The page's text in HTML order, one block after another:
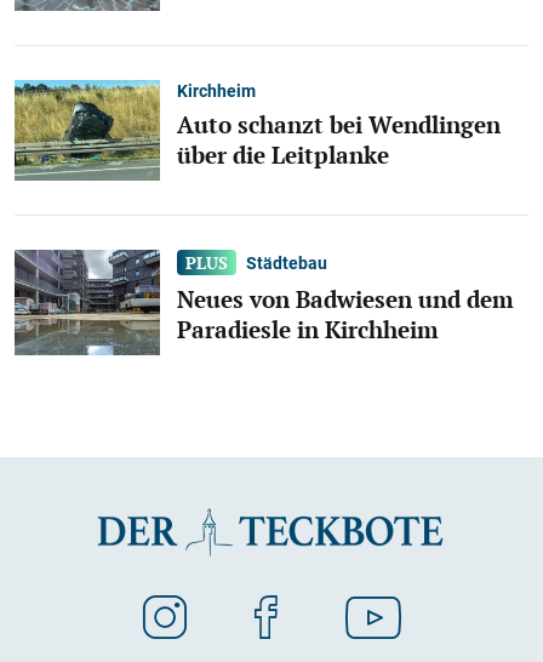
Kirchheim
Auto schanzt bei Wendlingen
über die Leitplanke
Städtebau
Neues von Badwiesen und dem
Paradiesle in Kirchheim